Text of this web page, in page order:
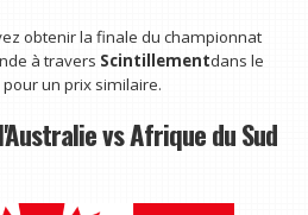
obtenir la finale du championnat
à travers Scintillementdans le
un prix similaire.
vs Afrique du Sud